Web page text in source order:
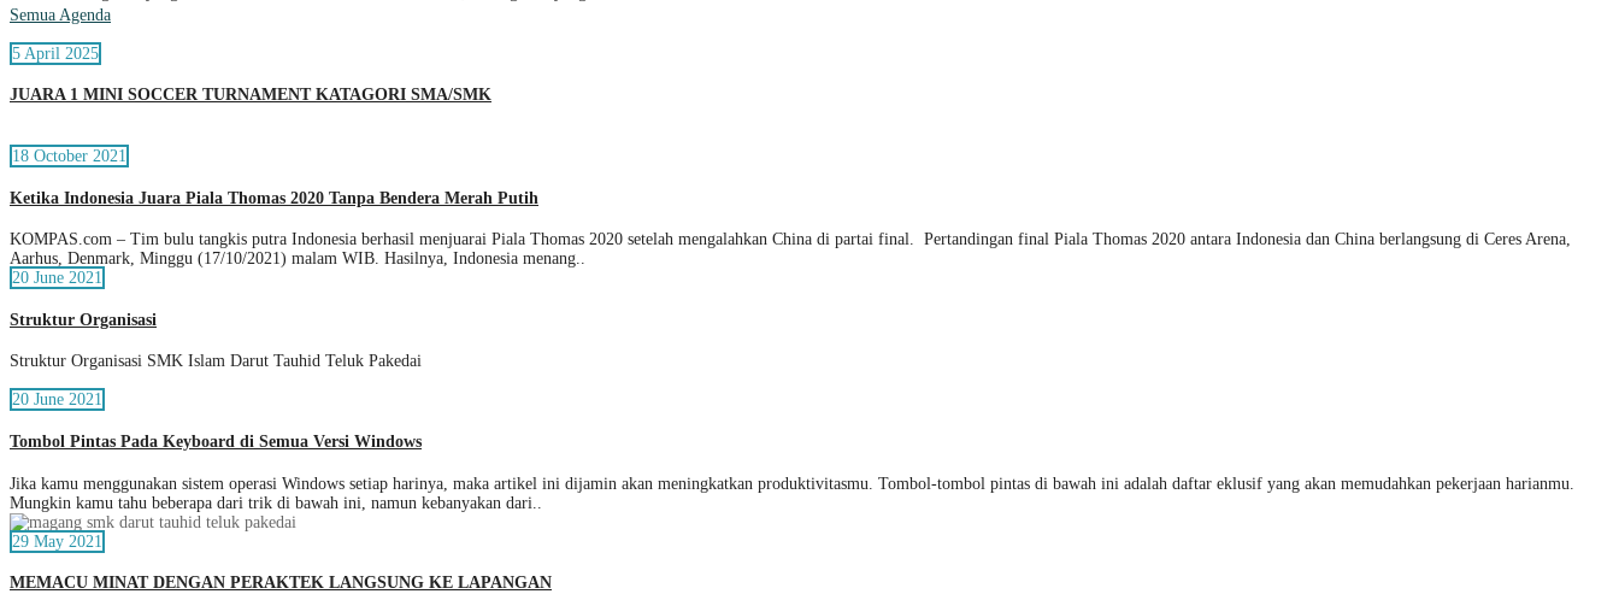
Semua Agenda
5 April 2025
JUARA 1 MINI SOCCER TURNAMENT KATAGORI SMA/SMK
18 October 2021
Ketika Indonesia Juara Piala Thomas 2020 Tanpa Bendera Merah Putih
KOMPAS.com – Tim bulu tangkis putra Indonesia berhasil menjuarai Piala Thomas 2020 setelah mengalahkan China di partai final. Pertandingan final Piala Thomas 2020 antara Indonesia dan China berlangsung di Ceres Arena,
Aarhus, Denmark, Minggu (17/10/2021) malam WIB. Hasilnya, Indonesia menang..
20 June 2021
Struktur Organisasi
Struktur Organisasi SMK Islam Darut Tauhid Teluk Pakedai
20 June 2021
Tombol Pintas Pada Keyboard di Semua Versi Windows
Jika kamu menggunakan sistem operasi Windows setiap harinya, maka artikel ini dijamin akan meningkatkan produktivitasmu. Tombol-tombol pintas di bawah ini adalah daftar eklusif yang akan memudahkan pekerjaan harianmu.
Mungkin kamu tahu beberapa dari trik di bawah ini, namun kebanyakan dari..
29 May 2021
MEMACU MINAT DENGAN PERAKTEK LANGSUNG KE LAPANGAN